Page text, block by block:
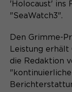
'Holocaust' ins
"SeaWatch3".
Den Grimme-
Leistung
die Redaktion